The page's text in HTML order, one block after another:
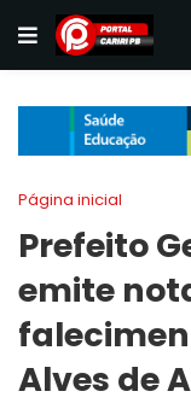
Página inicial
Prefeito
emite
Alves de